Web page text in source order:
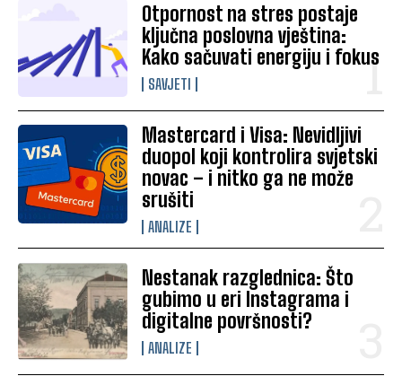
Otpornost na stres postaje
ključna poslovna vještina:
Kako sačuvati energiju i fokus
SAVJETI
Mastercard i Visa: Nevidljivi
duopol koji kontrolira svjetski
novac – i nitko ga ne može
srušiti
ANALIZE
Nestanak razglednica: Što
gubimo u eri Instagrama i
digitalne površnosti?
ANALIZE